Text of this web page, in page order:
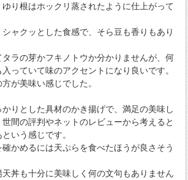
り根はホックリ蒸されたように仕上がって
ャクッとした食感で、そら豆も香りもあり
ラの芽かフキノトウか分かりませんが、何
っていて味のアクセントになり良いです。
が美味い感じでした。
りとした具材のかき揚げで、満足の美味し
間の評判やネットのレビューから考えると
いう感じです。
かめるには天ぷらを食べたほうが良さそう
丼も十分に美味しく何の文句もありません